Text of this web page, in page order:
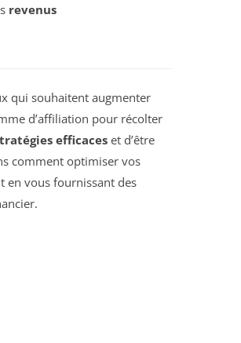
revenus
qui souhaitent augmenter
d’affiliation pour récolter
efficaceset d’être
comment optimiser vos
en vous fournissant des